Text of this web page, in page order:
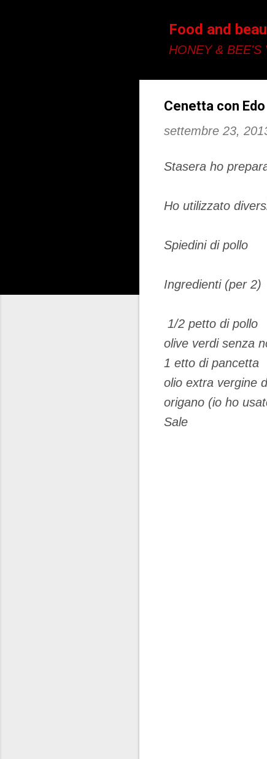
Food and
HONEY & BEE'S
Cenetta con Edo
settembre 23,
Stasera ho
Ho utilizzato
Spiedini di pollo
Ingredienti (per 2)
1/2 petto di pollo
olive verdi senza
1 etto di pancetta
olio extra vergine
origano (io ho
Sale